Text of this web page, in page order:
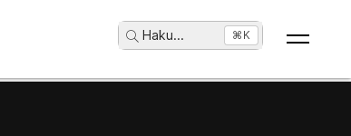
Haku... ⌘K